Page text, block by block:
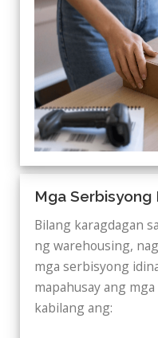
Mga Serbisyong
Bilang karagdagan
ng warehousing,
mga serbisyong
mapahusay ang
kabilang ang: